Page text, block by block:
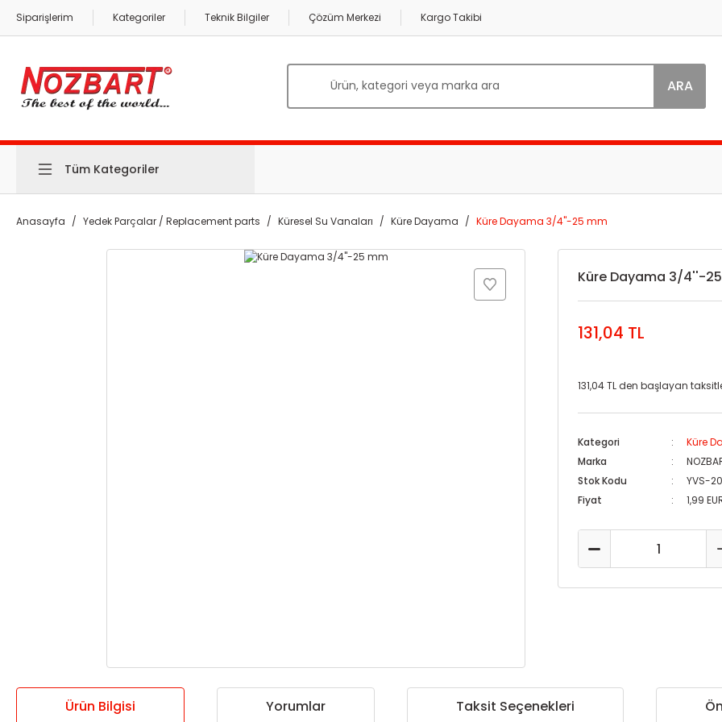
Siparişlerim Kategoriler Teknik Bilgiler Çözüm Merkezi Kargo Takibi
ARA
Tüm Kategoriler
Anasayfa Yedek Parçalar / Replacement parts Küresel Su Vanaları Küre Dayama Küre Dayama 3/4''-25 mm
Küre Dayama 3/4''-
131,04 TL
131,04 TL den başlayan
Kategori
Küre
Marka
Stok Kodu
YVS-
Fiyat
1,99
Ürün Bilgisi Yorumlar Taksit Seçenekleri